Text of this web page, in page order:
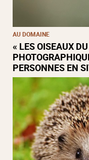
AU DOMAINE
« LES OISEAUX
PERSONNES EN